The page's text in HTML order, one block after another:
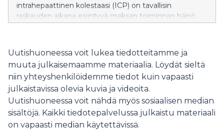
intrahepaattinen kolestaasi (ICP) on tavallisin
raskauden aikana esiintyvä maksan toiminnan häiriö.
sairauden perinnöllinen alttius liittyy vahvasti
sappihappojen säätelyyn sekä rasva- ja
kolesteroliaineenvaihduntaan. Löydökset avaavat
uusia mahdollisuuksia äitien terveyden ja raskauteen
liittyvien maksasairauksien tutkimukseen.
Uutishuoneessa voit lukea tiedotteitamme ja
muuta julkaisemaamme materiaalia. Löydät sieltä
niin yhteyshenkilöidemme tiedot kuin vapaasti
julkaistavissa olevia kuvia ja videoita.
Uutishuoneessa voit nähdä myös sosiaalisen median
sisältöjä. Kaikki tiedotepalvelussa julkaistu materiaali
on vapaasti median käytettävissä.